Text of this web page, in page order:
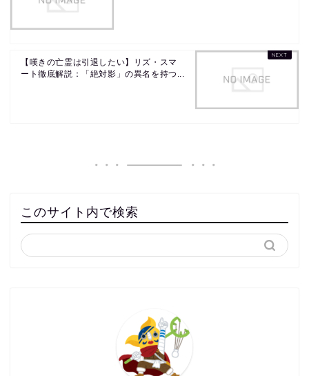
【嘆きの亡霊は引退したい】リズ・スマ
ート徹底解説：「絶対影」の異名を持つ...
このサイト内で検索